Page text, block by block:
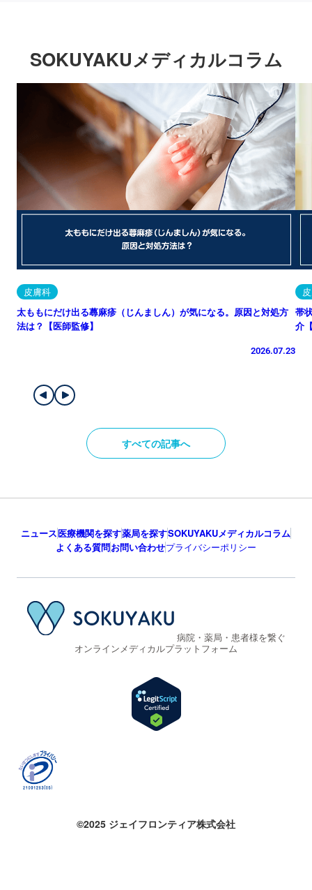
SOKUYAKUメディカルコラム
皮膚科
太ももにだけ出る蕁麻疹（じんましん）が気になる。原因と対処方
法は？【医師監修】
2026.07.23
帯
介
すべての記事へ
ニュース医療機関を探す薬局を探すSOKUYAKUメディカルコラム
よくある質問お問い合わせプライバシーポリシー
病院・薬局・患者様を繋ぐ
オンラインメディカルプラットフォーム
©2025 ジェイフロンティア株式会社